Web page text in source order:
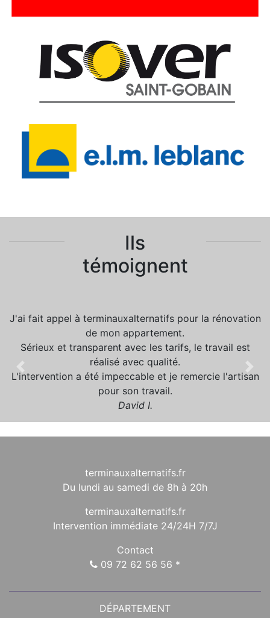
Ils
témoignent
J'ai fait appel à terminauxalternatifs pour la rénovation
de mon appartement.
Sérieux et transparent avec les tarifs, le travail est
réalisé avec qualité.
L'intervention a été impeccable et je remercie l'artisan
pour son travail.
David I.
Précédent
terminauxalternatifs.fr
Du lundi au samedi de 8h à 20h
terminauxalternatifs.fr
Intervention immédiate 24/24H 7/7J
Contact
09 72 62 56 56 *
DÉPARTEMENT